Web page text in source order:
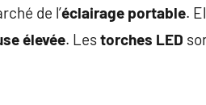
de l’éclairage portable.
élevée. Lestorches LED